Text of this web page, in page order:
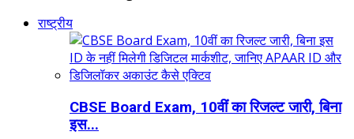
राष्ट्रीय
CBSE Board Exam, 10वीं का रिजल्ट जारी, बिना
इस...